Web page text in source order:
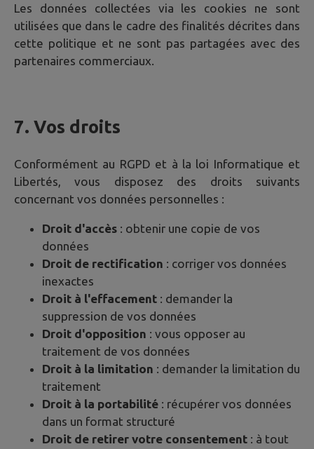
Les données collectées via les cookies ne sont
utilisées que dans le cadre des finalités décrites dans
cette politique et ne sont pas partagées avec des
partenaires commerciaux.
7. Vos droits
Conformément au RGPD et à la loi Informatique et
Libertés, vous disposez des droits suivants
concernant vos données personnelles :
Droit d'accès : obtenir une copie de vos
données
Droit de rectification : corriger vos données
inexactes
Droit à l'effacement : demander la
suppression de vos données
Droit d'opposition : vous opposer au
traitement de vos données
Droit à la limitation : demander la limitation du
traitement
Droit à la portabilité : récupérer vos données
dans un format structuré
Droit de retirer votre consentement : à tout